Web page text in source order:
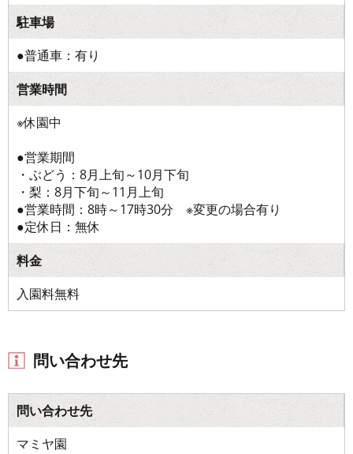
駐車場
●普通車：有り
営業時間
※休園中
●営業期間
・ぶどう：8月上旬～10月下旬
・梨：8月下旬～11月上旬
●営業時間：8時～17時30分 ※変更の場合有り
●定休日：無休
料金
入園料無料
問い合わせ先
問い合わせ先
マミヤ園